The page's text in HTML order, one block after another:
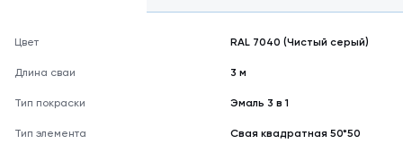
Цвет RAL 7040 (Чистый серый)
Длина сваи 3 м
Тип покраски Эмаль 3 в 1
Тип элемента Свая квадратная 50*50